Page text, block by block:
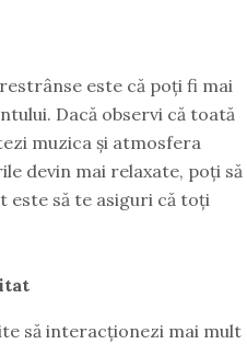
este că poți fi mai
Dacă observi că toată
muzica și atmosfera
devin mai relaxate, poți să
este să te asiguri că toți
să interacționezi mai mult